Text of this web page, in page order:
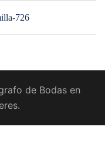
726
de Bodas en